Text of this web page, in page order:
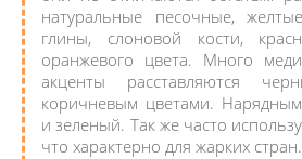
натуральные песочные,
глины, слоновой кости,
оранжевого цвета. Много
акценты расставляются
коричневым цветами.
и зеленый. Так же часто
что характерно для жарких стран.